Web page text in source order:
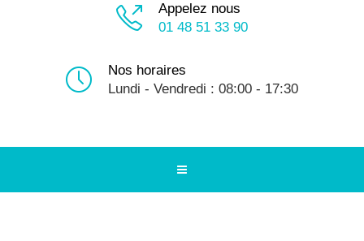
Appelez nous
01 48 51 33 90
Nos horaires
Lundi - Vendredi : 08:00 - 17:30